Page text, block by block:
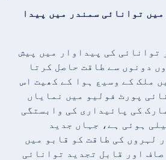
میں توانائی سمندر میں پیدا
توانائی کی پیداوار میں پیش
دونوں سے طاقت حاصل کرتا
ملک کے وسیع ہوا کے کھیت اس
پورٹ فولیو میں نمایاں
کی پائیداری کی وابستگی
ہوئی ہے، جہاں جدید
لہروں کی طاقت کو قابو میں
اور قابل تجدید توانائی